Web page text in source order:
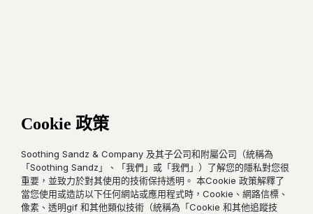
Cookie 政策
Soothing Sandz & Company 及其子公司和附屬公司（統稱為
「Soothing Sandz」、「我們」或「我們」）了解您的隱私對您很
重要，並致力於對其使用的技術保持透明。 本Cookie 政策解釋了
當您使用或造訪以下任何網站或應用程式時，Cookie、網路信標、
像素、透明gif 和其他類似技術（統稱為「Cookie 和其他追蹤技